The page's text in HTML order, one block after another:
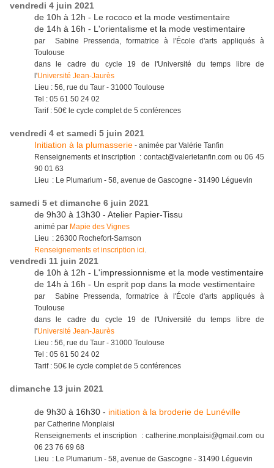
vendredi 4 juin 2021
de 10h à 12h - Le rococo et la mode vestimentaire
de 14h à 16h - L'orientalisme et la mode vestimentaire
par Sabine Pressenda, formatrice à l'École d'arts appliqués à
Toulouse
dans le cadre du cycle 19 de l'Université du temps libre de
l'Université Jean-Jaurès
Lieu : 56, rue du Taur - 31000 Toulouse
Tel : 05 61 50 24 02
Tarif : 50€ le cycle complet de 5 conférences
vendredi 4 et samedi 5 juin 2021
Initiation à la plumasserie - animée par Valérie Tanfin
Renseignements et inscription : contact@valerietanfin.com ou 06 45
90 01 63
Lieu : Le Plumarium - 58, avenue de Gascogne - 31490 Léguevin
samedi 5 et dimanche 6 juin 2021
de 9h30 à 13h30 - Atelier Papier-Tissu
animé par Mapie des Vignes
Lieu : 26300 Rochefort-Samson
Renseignements et inscription ici.
vendredi 11 juin 2021
de 10h à 12h - L'impressionnisme et la mode vestimentaire
de 14h à 16h - Un esprit pop dans la mode vestimentaire
par Sabine Pressenda, formatrice à l'École d'arts appliqués à
Toulouse
dans le cadre du cycle 19 de l'Université du temps libre de
l'Université Jean-Jaurès
Lieu : 56, rue du Taur - 31000 Toulouse
Tel : 05 61 50 24 02
Tarif : 50€ le cycle complet de 5 conférences
dimanche 13 juin 2021
de 9h30 à 16h30 - initiation à la broderie de Lunéville
par Catherine Monplaisi
Renseignements et inscription : catherine.monplaisi@gmail.com ou
06 23 76 69 68
Lieu : Le Plumarium - 58, avenue de Gascogne - 31490 Léguevin